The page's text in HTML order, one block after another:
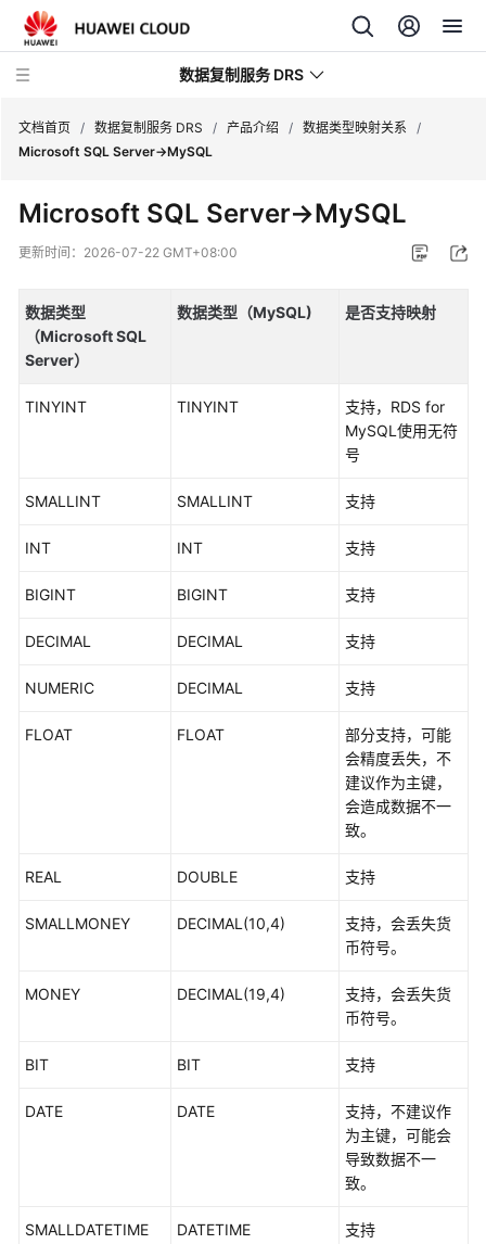
数据复制服务 DRS
新
动
产
品
介
据
么
数
持
据
架
原
文档首页 / 数据复制服务 DRS / 产品介绍 / 数据类型映射关系
/
Microsoft SQL Server->MySQL
Microsoft SQL Server->MySQL
更新时间： 2026-07-22 GMT+08:00
数据类型
（Microsoft SQL
Server）
数据类型（MySQL) 是否支持映射
TINYINT TINYINT
支持，RDS for
MySQL使用无符
号
SMALLINT SMALLINT 支持
INT INT 支持
BIGINT BIGINT 支持
DECIMAL DECIMAL 支持
NUMERIC DECIMAL 支持
FLOAT FLOAT
部分支持，可能
会精度丢失，不
建议作为主键，
会造成数据不一
致。
REAL DOUBLE 支持
SMALLMONEY DECIMAL(10,4)
支持，会丢失货
币符号。
MONEY DECIMAL(19,4)
支持，会丢失货
币符号。
BIT BIT 支持
DATE DATE
支持，不建议作
为主键，可能会
导致数据不一
致。
SMALLDATETIME DATETIME 支持